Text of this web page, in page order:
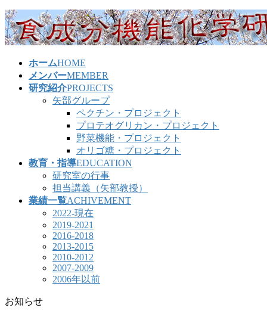
コ
ン
テ
ナ
ビ
ゲ
ホームHOME
メンバーMEMBER
研究紹介PROJECTS
矢部グループ
ペクチン・プロジェクト
プロテオグリカン・プロジェクト
野菜機能・プロジェクト
オリゴ糖・プロジェクト
教育・指導EDUCATION
研究室の行事
担当講義（矢部教授）
業績一覧ACHIVEMENT
2022-現在
2019-2021
2016-2018
2013-2015
2010-2012
2007-2009
2006年以前
お知らせ